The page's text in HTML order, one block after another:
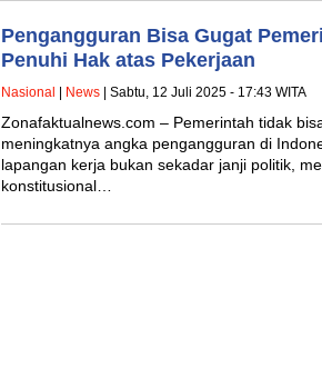
Pengangguran Bisa Gugat
Penuhi Hak atas Pekerjaan
Nasional News | Sabtu, 12 Juli 2025 - 17:43 WITA
Zonafaktualnews.com – Pemerintah tidak
meningkatnya angka pengangguran di
lapangan kerja bukan sekadar janji politik,
konstitusional…